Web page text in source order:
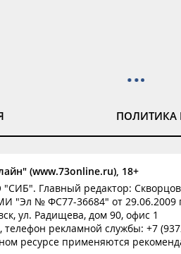
ПОЛИТИКА
(www.73online.ru), 18+
Главный редактор:
"Эл № ФС77-36684" от 29.06.2009
ул. Радищева, дом 90, офис 1
телефон рекламной службы: +7
ресурсе применяются